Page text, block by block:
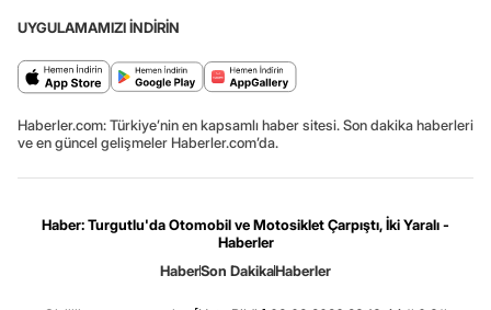
UYGULAMAMIZI İNDİRİN
Haberler.com: Türkiye’nin en kapsamlı haber sitesi. Son dakika haberleri
ve en güncel gelişmeler Haberler.com’da.
Haber: Turgutlu'da Otomobil ve Motosiklet Çarpıştı, İki Yaralı -
Haberler
HaberSon DakikaHaberler